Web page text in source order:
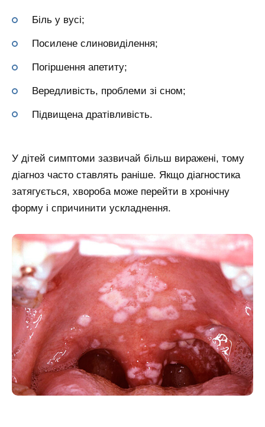
Біль у вусі;
Посилене слиновиділення;
Погіршення апетиту;
Вередливість, проблеми зі сном;
Підвищена дратівливість.
У дітей симптоми зазвичай більш виражені, тому
діагноз часто ставлять раніше. Якщо діагностика
затягується, хвороба може перейти в хронічну
форму і спричинити ускладнення.